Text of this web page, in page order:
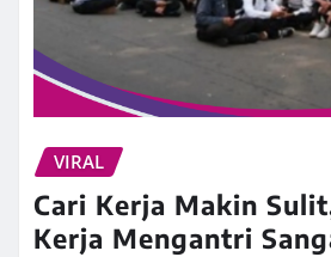
VIRAL
Cari Kerja Makin
Kerja Mengantri